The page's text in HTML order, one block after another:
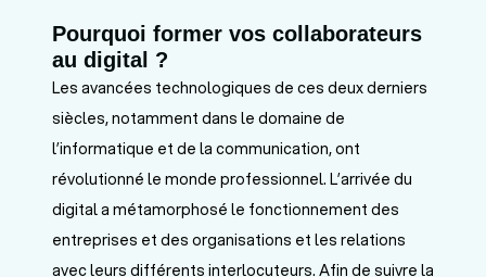
Pourquoi former vos collaborateurs
au digital ?
Les avancées technologiques de ces deux derniers
siècles, notamment dans le domaine de
l’informatique et de la communication, ont
révolutionné le monde professionnel. L’arrivée du
digital a métamorphosé le fonctionnement des
entreprises et des organisations et les relations
avec leurs différents interlocuteurs. Afin de suivre la